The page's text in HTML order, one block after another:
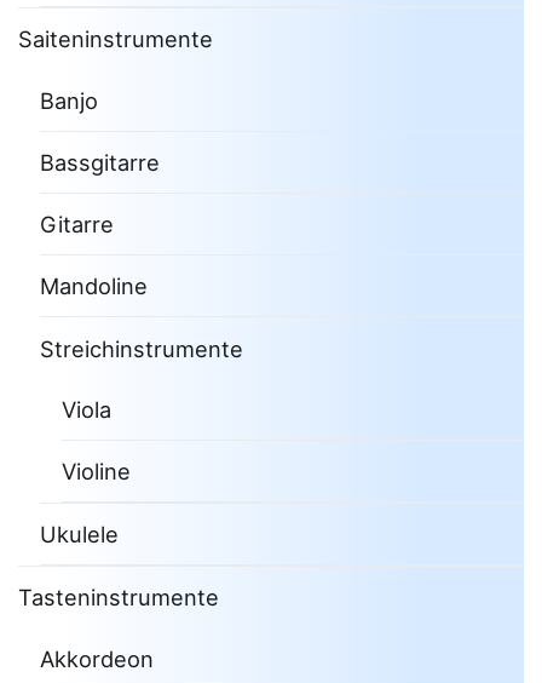
Saiteninstrumente
Banjo
Bassgitarre
Gitarre
Mandoline
Streichinstrumente
Viola
Violine
Ukulele
Tasteninstrumente
Akkordeon